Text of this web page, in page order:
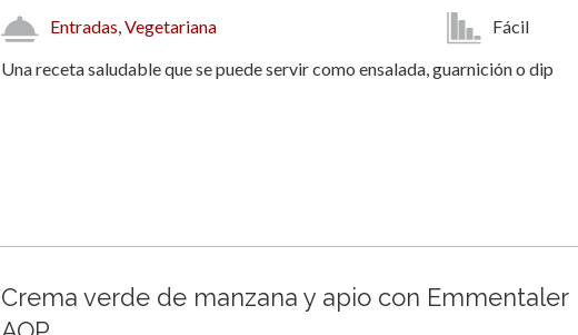
Entradas Vegetariana Fácil
Una receta saludable que se puede servir como ensalada, guarnición o dip
Crema verde de manzana y apio con Emmentaler